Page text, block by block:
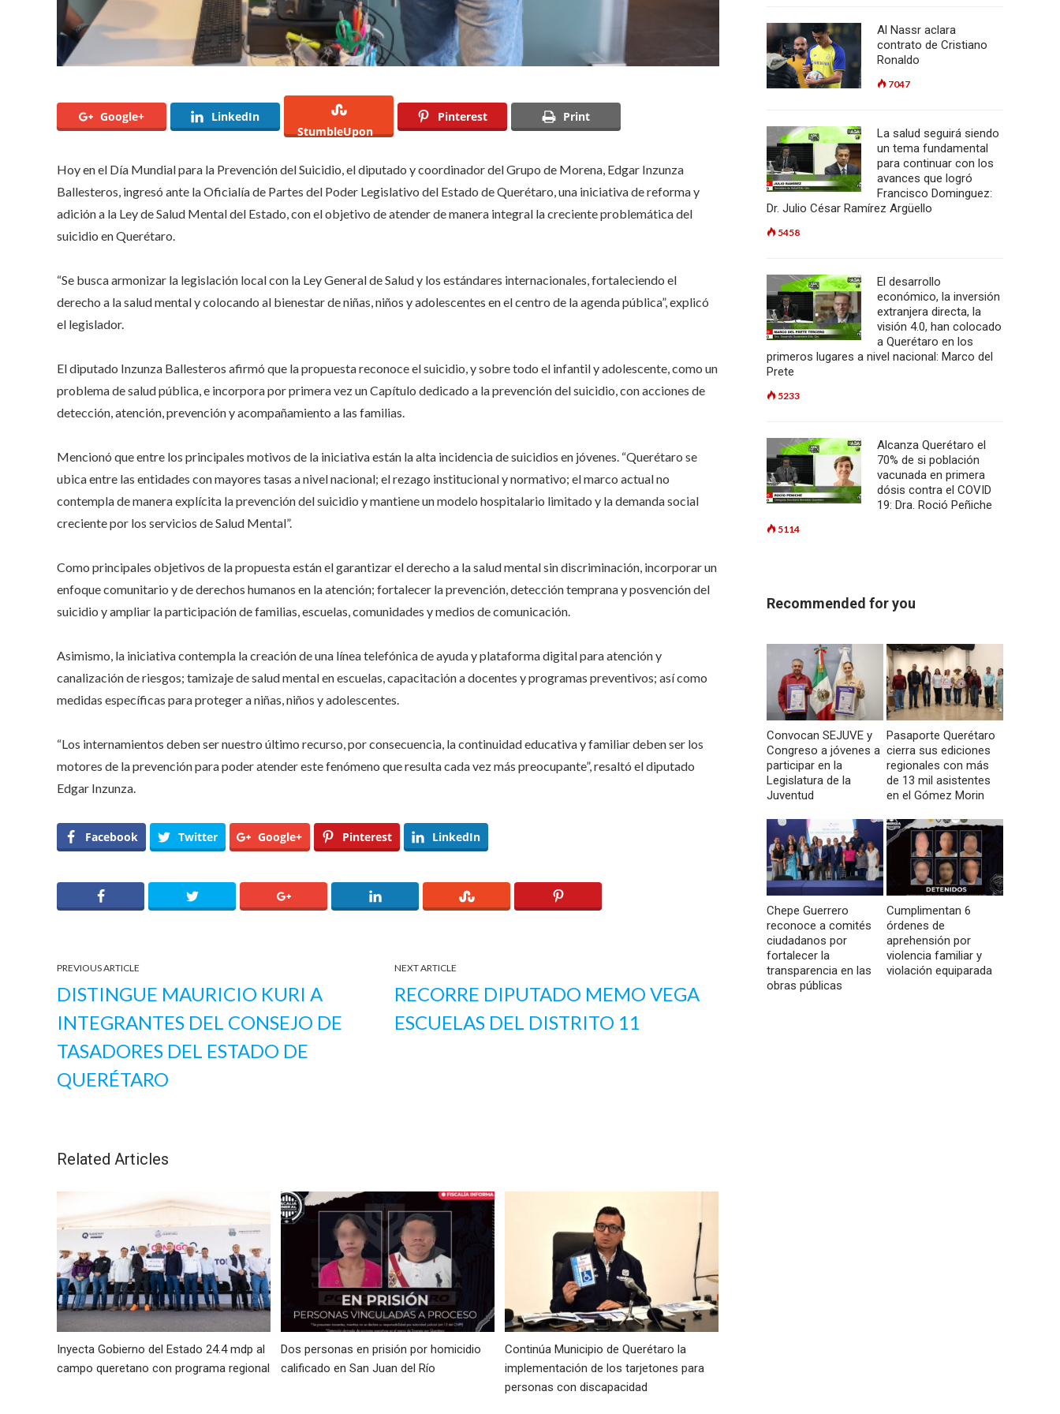
Google+
LinkedIn
StumbleUpon
Pinterest Print
Hoy en el Día Mundial para la Prevención del Suicidio, el diputado y coordinador del Grupo de Morena, Edgar Inzunza
Ballesteros, ingresó ante la Oficialía de Partes del Poder Legislativo del Estado de Querétaro, una iniciativa de reforma y
adición a la Ley de Salud Mental del Estado, con el objetivo de atender de manera integral la creciente problemática del
suicidio en Querétaro.
“Se busca armonizar la legislación local con la Ley General de Salud y los estándares internacionales, fortaleciendo el
derecho a la salud mental y colocando al bienestar de niñas, niños y adolescentes en el centro de la agenda pública”, explicó
el legislador.
El diputado Inzunza Ballesteros afirmó que la propuesta reconoce el suicidio, y sobre todo el infantil y adolescente, como un
problema de salud pública, e incorpora por primera vez un Capítulo dedicado a la prevención del suicidio, con acciones de
detección, atención, prevención y acompañamiento a las familias.
Mencionó que entre los principales motivos de la iniciativa están la alta incidencia de suicidios en jóvenes. “Querétaro se
ubica entre las entidades con mayores tasas a nivel nacional; el rezago institucional y normativo; el marco actual no
contempla de manera explícita la prevención del suicidio y mantiene un modelo hospitalario limitado y la demanda social
creciente por los servicios de Salud Mental”.
Como principales objetivos de la propuesta están el garantizar el derecho a la salud mental sin discriminación, incorporar un
enfoque comunitario y de derechos humanos en la atención; fortalecer la prevención, detección temprana y posvención del
suicidio y ampliar la participación de familias, escuelas, comunidades y medios de comunicación.
Asimismo, la iniciativa contempla la creación de una línea telefónica de ayuda y plataforma digital para atención y
canalización de riesgos; tamizaje de salud mental en escuelas, capacitación a docentes y programas preventivos; así como
medidas específicas para proteger a niñas, niños y adolescentes.
“Los internamientos deben ser nuestro último recurso, por consecuencia, la continuidad educativa y familiar deben ser los
motores de la prevención para poder atender este fenómeno que resulta cada vez más preocupante”, resaltó el diputado
Edgar Inzunza.
Facebook Twitter Google+ Pinterest LinkedIn
PREVIOUS ARTICLE
DISTINGUE MAURICIO KURI A
INTEGRANTES DEL CONSEJO DE
TASADORES DEL ESTADO DE
QUERÉTARO
NEXT ARTICLE
RECORRE DIPUTADO MEMO VEGA
ESCUELAS DEL DISTRITO 11
Related Articles
Inyecta Gobierno del Estado 24.4 mdp al
campo queretano con programa regional
Dos personas en prisión por homicidio
calificado en San Juan del Río
Continúa Municipio de Querétaro la
implementación de los tarjetones para
personas con discapacidad
Al Nassr aclara
contrato de Cristiano
Ronaldo
7047
La salud seguirá siendo
un tema fundamental
para continuar con los
avances que logró
Francisco Dominguez:
Dr. Julio César Ramírez Argüello
5458
El desarrollo
económico, la inversión
extranjera directa, la
visión 4.0, han colocado
a Querétaro en los
primeros lugares a nivel nacional: Marco del
Prete
5233
Alcanza Querétaro el
70% de si población
vacunada en primera
dósis contra el COVID
19: Dra. Roció Peñiche
5114
Recommended for you
Convocan SEJUVE y
Congreso a jóvenes a
participar en la
Legislatura de la
Juventud
Pasaporte Querétaro
cierra sus ediciones
regionales con más
de 13 mil asistentes
en el Gómez Morin
Chepe Guerrero
reconoce a comités
ciudadanos por
fortalecer la
transparencia en las
obras públicas
Cumplimentan 6
órdenes de
aprehensión por
violencia familiar y
violación equiparada